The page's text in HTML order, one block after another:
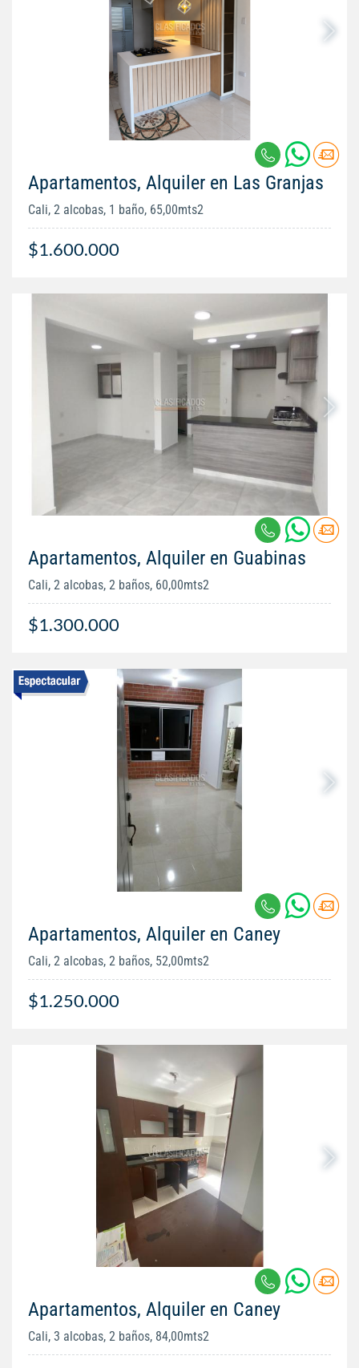
Apartamentos, Alquiler en Las Granjas
Cali, 2 alcobas, 1 baño, 65,00mts2
$1.600.000
Apartamentos, Alquiler en Guabinas
Cali, 2 alcobas, 2 baños, 60,00mts2
$1.300.000
Apartamentos, Alquiler en Caney
Cali, 2 alcobas, 2 baños, 52,00mts2
$1.250.000
Apartamentos, Alquiler en Caney
Cali, 3 alcobas, 2 baños, 84,00mts2